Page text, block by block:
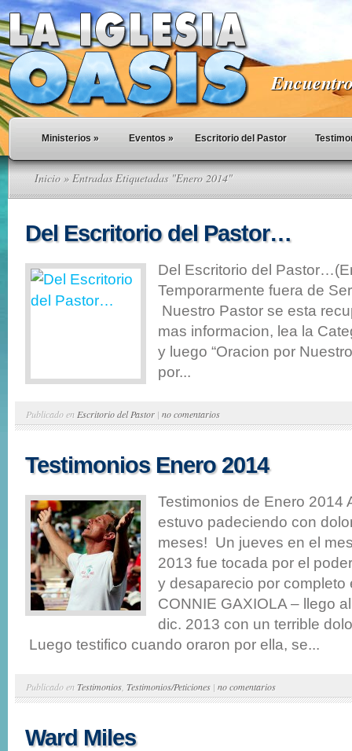
Ministerios » Eventos » Escritorio del Pastor
Inicio » Entradas Etiquetadas "Enero 2014"
Del Escritorio del Pastor…
Del Escritorio del
Temporarmente fuera de
Nuestro Pastor se esta
mas informacion, lea la
y luego “Oracion por
por...
Publicado en Escritorio del Pastor | no comentarios
Testimonios Enero 2014
Testimonios de Enero 2014
estuvo padeciendo con
meses! Un jueves en el
2013 fue tocada por el
y desaparecio por completo
CONNIE GAXIOLA – llego
dic. 2013 con un terrible
Luego testifico cuando oraron por ella, se...
Publicado en Testimonios Testimonios/Peticiones | no comentarios
Ward Miles